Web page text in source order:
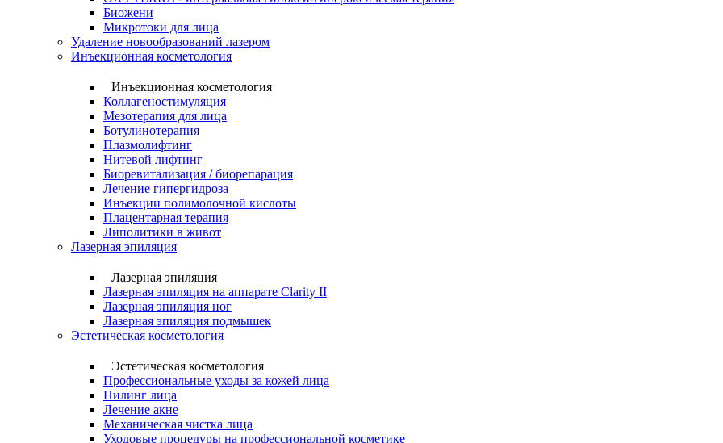
Биожени
Микротоки для лица
Удаление новообразований лазером
Инъекционная косметология
Инъекционная косметология
Коллагеностимуляция
Мезотерапия для лица
Ботулинотерапия
Плазмолифтинг
Нитевой лифтинг
Биоревитализация / биорепарация
Лечение гипергидроза
Инъекции полимолочной кислоты
Плацентарная терапия
Липолитики в живот
Лазерная эпиляция
Лазерная эпиляция
Лазерная эпиляция на аппарате Clarity II
Лазерная эпиляция ног
Лазерная эпиляция подмышек
Эстетическая косметология
Эстетическая косметология
Профессиональные уходы за кожей лица
Пилинг лица
Лечение акне
Механическая чистка лица
Уходовые процедуры на профессиональной косметике